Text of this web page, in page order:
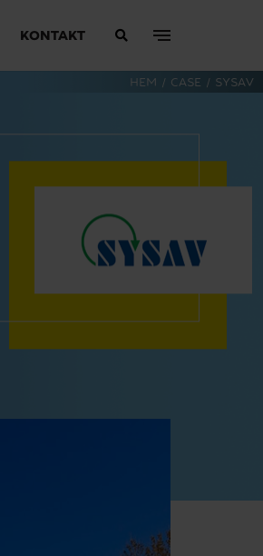
KONTAKT
HEM / CASE / SYSAV